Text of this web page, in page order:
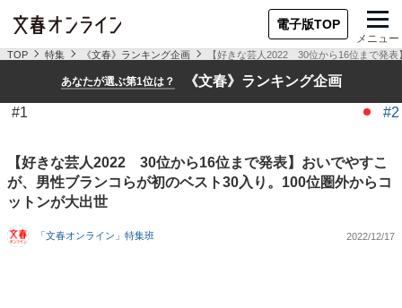
電子版TOP
メニュー
TOP 特集 《文春》ランキング企画 【好きな芸人2022 30位から16位まで発
あなたが選ぶ第1位は？ 《文春》ランキング企画
#1 #2
【好きな芸人2022 30位から16位まで発表】おいでやすこ
が、男性ブランコらが初のベスト30入り。100位圏外からコ
ットンが大出世
「文春オンライン」特集班 2022/12/17